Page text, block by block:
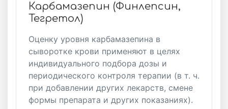
Карбамазепин (Финлепсин,
Тегретол)
Оценку уровня карбамазепина в
сыворотке крови применяют в целях
индивидуального подбора дозы и
периодического контроля терапии (в т. ч.
при добавлении других лекарств, смене
формы препарата и других показаниях).